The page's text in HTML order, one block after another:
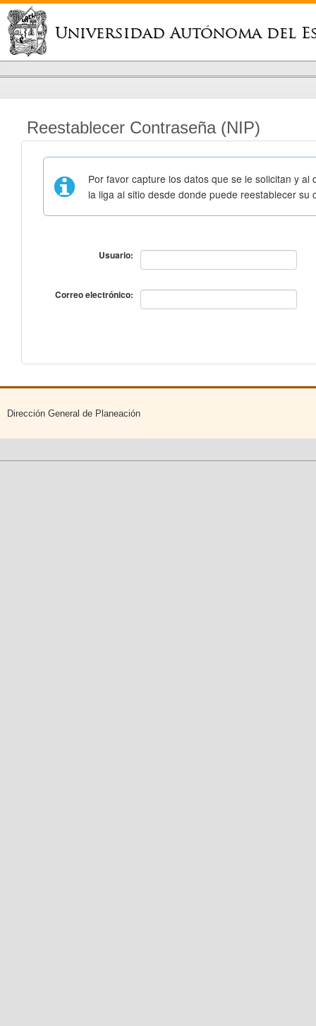
Universidad Autónoma del
Reestablecer Contraseña (NIP)
Por favor capture los datos que se le solicitan y al
la liga al sitio desde donde puede reestablecer
Usuario:
Correo electrónico:
Dirección General de Planeación